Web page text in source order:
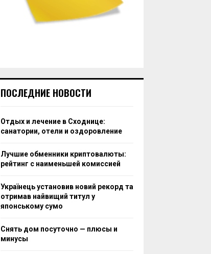
ПОСЛЕДНИЕ НОВОСТИ
Отдых и лечение в Сходнице:
санатории, отели и оздоровление
Лучшие обменники криптовалюты:
рейтинг с наименьшей комиссией
Українець установив новий рекорд та
отримав найвищий титул у
японському сумо
Снять дом посуточно — плюсы и
минусы